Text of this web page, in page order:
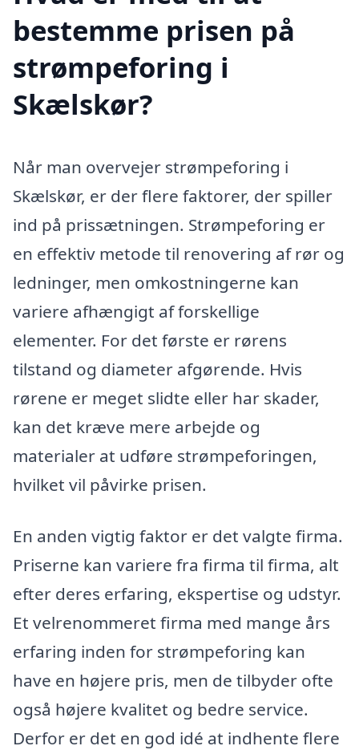
bestemme prisen på
strømpeforing i
Skælskør?
Når man overvejer strømpeforing i
Skælskør, er der flere faktorer, der spiller
ind på prissætningen. Strømpeforing er
en effektiv metode til renovering af rør og
ledninger, men omkostningerne kan
variere afhængigt af forskellige
elementer. For det første er rørens
tilstand og diameter afgørende. Hvis
rørene er meget slidte eller har skader,
kan det kræve mere arbejde og
materialer at udføre strømpeforingen,
hvilket vil påvirke prisen.
En anden vigtig faktor er det valgte firma.
Priserne kan variere fra firma til firma, alt
efter deres erfaring, ekspertise og udstyr.
Et velrenommeret firma med mange års
erfaring inden for strømpeforing kan
have en højere pris, men de tilbyder ofte
også højere kvalitet og bedre service.
Derfor er det en god idé at indhente flere